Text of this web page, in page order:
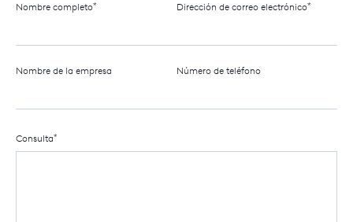
Nombre completo*
Nombre de la empresa
Dirección de correo electrónico*
Número de teléfono
Consulta*